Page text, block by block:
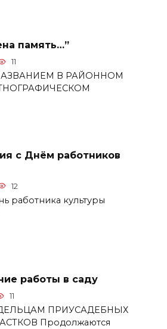
память…”
11
В РАЙОННОМ
с Днём работников
12
работника культуры
работы в саду
11
ПРИУСАДЕБНЫХ
Продолжаются